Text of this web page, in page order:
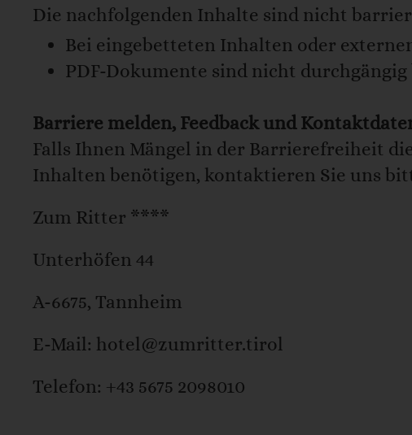
Die nachfolgenden Inhalte sind nicht
Bei eingebetteten Inhalten oder
PDF-Dokumente sind nicht
Barriere melden, Feedback und
Falls Ihnen Mängel in der Barrierefreiheit
Inhalten benötigen, kontaktieren Sie uns
Zum Ritter ****
Unterhöfen 44
A-6675, Tannheim
E-Mail: hotel@zumritter.tirol
Telefon: +43 5675 2098010